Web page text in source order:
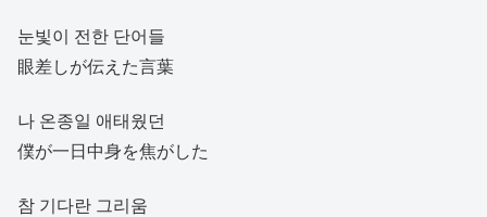
눈빛이 전한 단어들
眼差しが伝えた言葉
나 온종일 애태웠던
僕が一日中身を焦がした
참 기다란 그리움